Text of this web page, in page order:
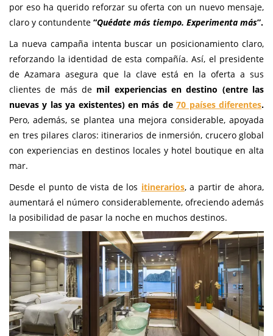
por eso ha querido reforzar su oferta con un nuevo mensaje,
claro y contundente “Quédate más tiempo. Experimenta más”.
La nueva campaña intenta buscar un posicionamiento claro,
reforzando la identidad de esta compañía. Así, el presidente
de Azamara asegura que la clave está en la oferta a sus
clientes de más de mil experiencias en destino (entre las
nuevas y las ya existentes) en más de70 países diferentes.
Pero, además, se plantea una mejora considerable, apoyada
en tres pilares claros: itinerarios de inmersión, crucero global
con experiencias en destinos locales y hotel boutique en alta
mar.
Desde el punto de vista de los itinerarios, a partir de ahora,
aumentará el número considerablemente, ofreciendo además
la posibilidad de pasar la noche en muchos destinos.